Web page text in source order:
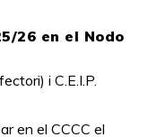
26 en el Nodo
i C.E.I.P.
en el CCCC el